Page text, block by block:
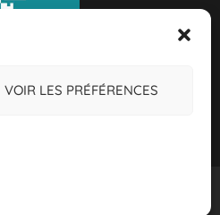
VOIR LES PRÉFÉRENCES